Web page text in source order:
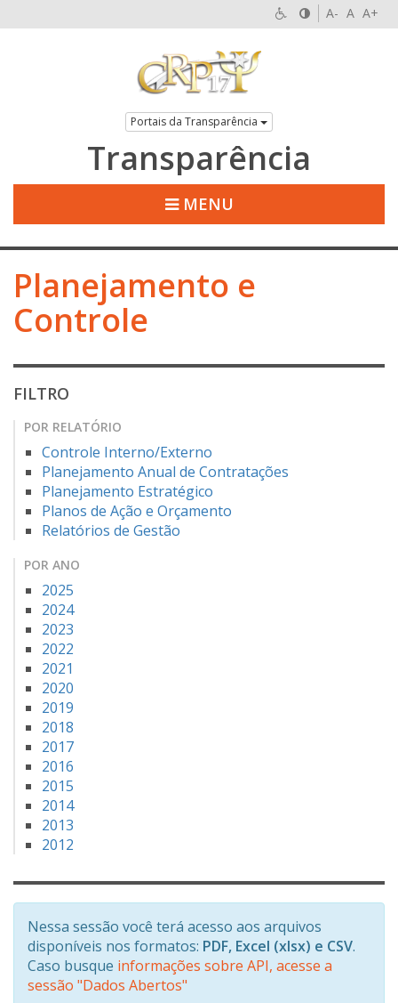
A- A A+
Portais da Transparência
Transparência
MENU
Planejamento e
Controle
FILTRO
POR RELATÓRIO
Controle Interno/Externo
Planejamento Anual de Contratações
Planejamento Estratégico
Planos de Ação e Orçamento
Relatórios de Gestão
POR ANO
2025
2024
2023
2022
2021
2020
2019
2018
2017
2016
2015
2014
2013
2012
Nessa sessão você terá acesso aos arquivos
disponíveis nos formatos: PDF, Excel (xlsx) e CSV.
Caso busque informações sobre API, acesse a
sessão "Dados Abertos"